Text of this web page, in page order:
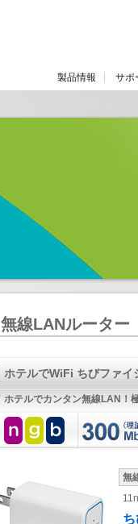
製品情報 サポ
無線LANルーター
ホテルでWiFi ちびファイ
ホテルでカンタン無線LAN！
無